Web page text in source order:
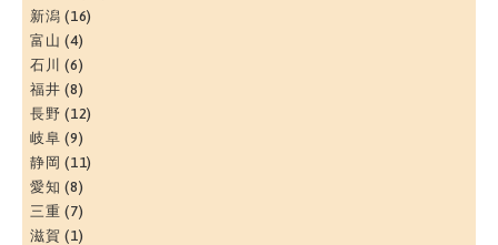
新潟 (16)
富山 (4)
石川 (6)
福井 (8)
長野 (12)
岐阜 (9)
静岡 (11)
愛知 (8)
三重 (7)
滋賀 (1)